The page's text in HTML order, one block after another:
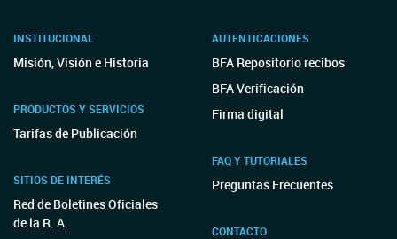
INSTITUCIONAL
Misión, Visión e Historia
PRODUCTOS Y SERVICIOS
Tarifas de Publicación
SITIOS DE INTERÉS
Red de Boletines Oficiales
de la R. A.
AUTENTICACIONES
BFA Repositorio recibos
BFA Verificación
Firma digital
FAQ Y TUTORIALES
Preguntas Frecuentes
CONTACTO